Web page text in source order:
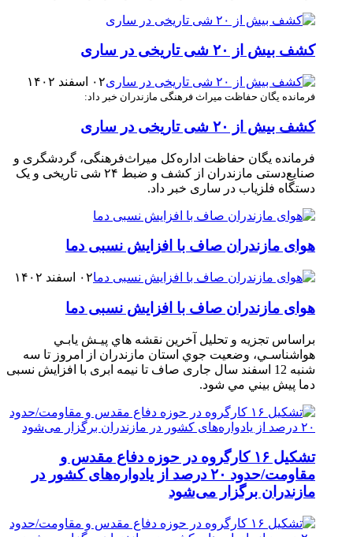
کشف بیش از ۲۰ شی تاریخی در ساری
۰۲ اسفند ۱۴۰۲
فرمانده یگان حفاظت میراث فرهنگی مازندران خبر داد:
کشف بیش از ۲۰ شی تاریخی در ساری
فرمانده یگان حفاظت اداره‌کل میراث‌فرهنگی، گردشگری و
صنایع‌دستی مازندران از کشف و ضبط ۲۴ شی تاریخی و یک
دستگاه فلزیاب در ساری خبر داد.
هوای مازندران صاف با افزایش نسبی دما
۰۲ اسفند ۱۴۰۲
هوای مازندران صاف با افزایش نسبی دما
براساس تجزیه و تحلیل آخرین نقشه هاي پيـش يابـي
هواشناسـي، وضعيت جوي استان مازندران از امروز تا سه‏
شنبه 12 اسفند سال جاری صاف تا نیمه ابری با افزایش نسبی
دما پيش ‏بيني مي‏ شود.
تشکیل ۱۶ کارگروه در حوزه دفاع مقدس و
مقاومت/حدود ۲۰ درصد از یادواره‌های کشور در
مازندران برگزار می‌شود